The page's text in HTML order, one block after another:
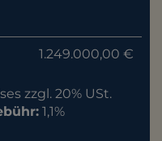
1.249.000,00 €
zzgl. 20% USt.
1,1%